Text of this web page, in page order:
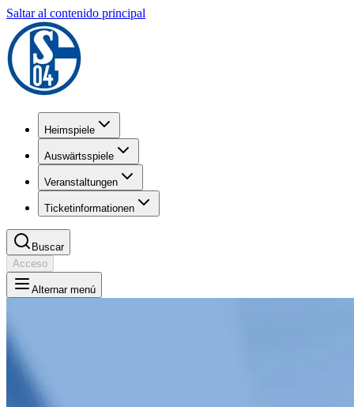
Saltar al contenido principal
Heimspiele
Auswärtsspiele
Veranstaltungen
Ticketinformationen
Buscar
Acceso
Alternar menú